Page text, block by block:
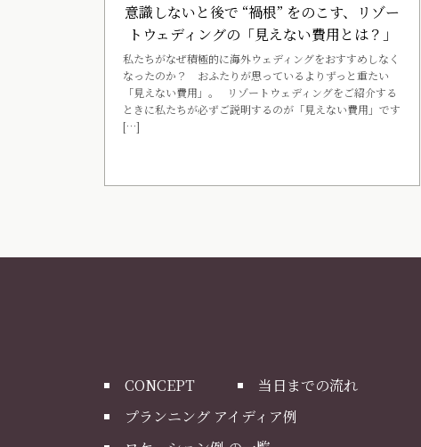
意識しないと後で “禍根” をのこす、リゾー
トウェディングの「見えない費用とは？」
私たちがなぜ積極的に海外ウェディングをおすすめしなく
なったのか？ おふたりが思っているよりずっと重たい
「見えない費用」。 リゾートウェディングをご紹介する
ときに私たちが必ずご説明するのが「見えない費用」です
[…]
CONCEPT
当日までの流れ
プランニング アイディア例